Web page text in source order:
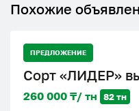
Похожие
ПРЕДЛОЖЕНИЕ
Сорт «ЛИДЕР»
260 000 ₸/ тн 82 тн